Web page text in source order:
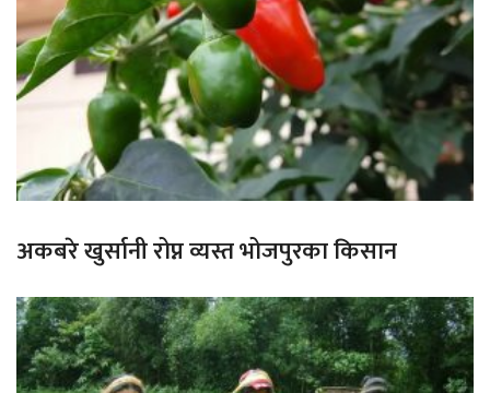
अकबरे खुर्सानी रोप्न व्यस्त भोजपुरका किसान